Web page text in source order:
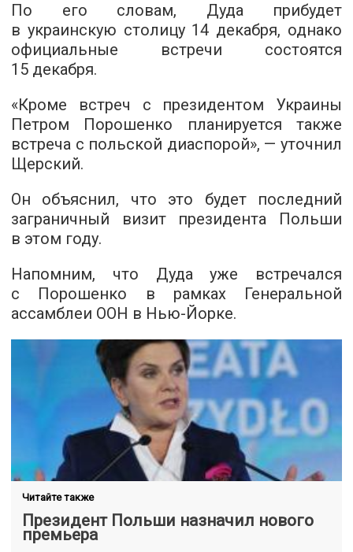
По его словам, Дуда прибудет
в украинскую столицу 14 декабря, однако
официальные встречи состоятся
15 декабря.
«Кроме встреч с президентом Украины
Петром Порошенко планируется также
встреча с польской диаспорой», — уточнил
Щерский.
Он объяснил, что это будет последний
заграничный визит президента Польши
в этом году.
Напомним, что Дуда уже встречался
с Порошенко в рамках Генеральной
ассамблеи ООН в Нью-Йорке.
Читайте также
Президент Польши назначил нового
премьера